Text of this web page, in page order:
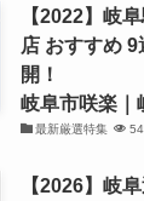
【2022】岐
店 おすすめ
開！
岐阜市咲楽｜
最新厳選特集
【2026】岐